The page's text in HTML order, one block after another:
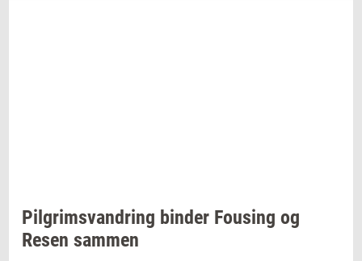
Pil­grims­van­dring bin­der Fou­sing og
Resen sam­men